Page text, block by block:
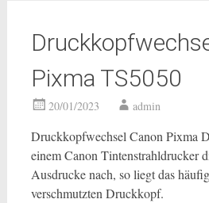
Pixma TS5050
20/01/2023 admin
Druckkopfwechsel Canon Pixma
einem Canon Tintenstrahldrucker
Ausdrucke nach, so liegt das
verschmutzten Druckkopf.